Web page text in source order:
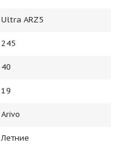
Ultra ARZ5
245
40
19
Arivo
Летние